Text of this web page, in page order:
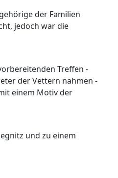
der Familien
jedoch war die
Treffen -
der Vettern nahmen -
einem Motiv der
und zu einem